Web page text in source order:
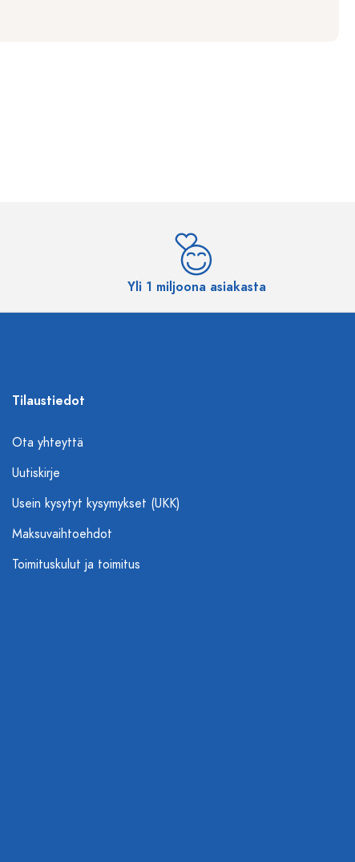
Yli 1 miljoona asiakasta
Tilaustiedot
Ota yhteyttä
Uutiskirje
Usein kysytyt kysymykset (UKK)
Maksuvaihtoehdot
Toimituskulut ja toimitus